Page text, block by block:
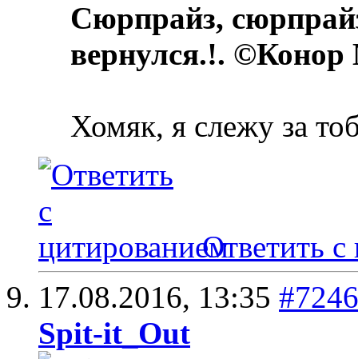
Сюрпрайз,
вернулся.!.
Хомяк, я слежу за
Ответить с
17.08.2016, 13:35 #7246
Spit-it_Out